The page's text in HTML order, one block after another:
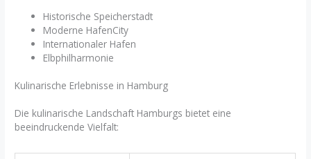
Historische Speicherstadt
Moderne HafenCity
Internationaler Hafen
Elbphilharmonie
Kulinarische Erlebnisse in Hamburg
Die kulinarische Landschaft Hamburgs bietet eine
beeindruckende Vielfalt: